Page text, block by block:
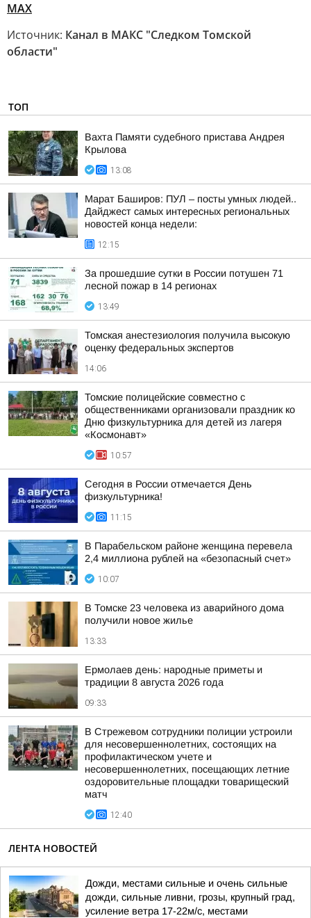
МАХ
Источник: Канал в МАКС "Следком Томской
области"
ТОП
Вахта Памяти судебного пристава Андрея
Крылова
13:08
Марат Баширов: ПУЛ – посты умных людей..
Дайджест самых интересных региональных
новостей конца недели:
12:15
За прошедшие сутки в России потушен 71
лесной пожар в 14 регионах
13:49
Томская анестезиология получила высокую
оценку федеральных экспертов
14:06
Томские полицейские совместно с
общественниками организовали праздник ко
Дню физкультурника для детей из лагеря
«Космонавт»
10:57
Сегодня в России отмечается День
физкультурника!
11:15
В Парабельском районе женщина перевела
2,4 миллиона рублей на «безопасный счет»
10:07
В Томске 23 человека из аварийного дома
получили новое жилье
13:33
Ермолаев день: народные приметы и
традиции 8 августа 2026 года
09:33
В Стрежевом сотрудники полиции устроили
для несовершеннолетних, состоящих на
профилактическом учете и
несовершеннолетних, посещающих летние
оздоровительные площадки товарищеский
матч
12:40
ЛЕНТА НОВОСТЕЙ
Дожди, местами сильные и очень сильные
дожди, сильные ливни, грозы, крупный град,
усиление ветра 17-22м/с, местами